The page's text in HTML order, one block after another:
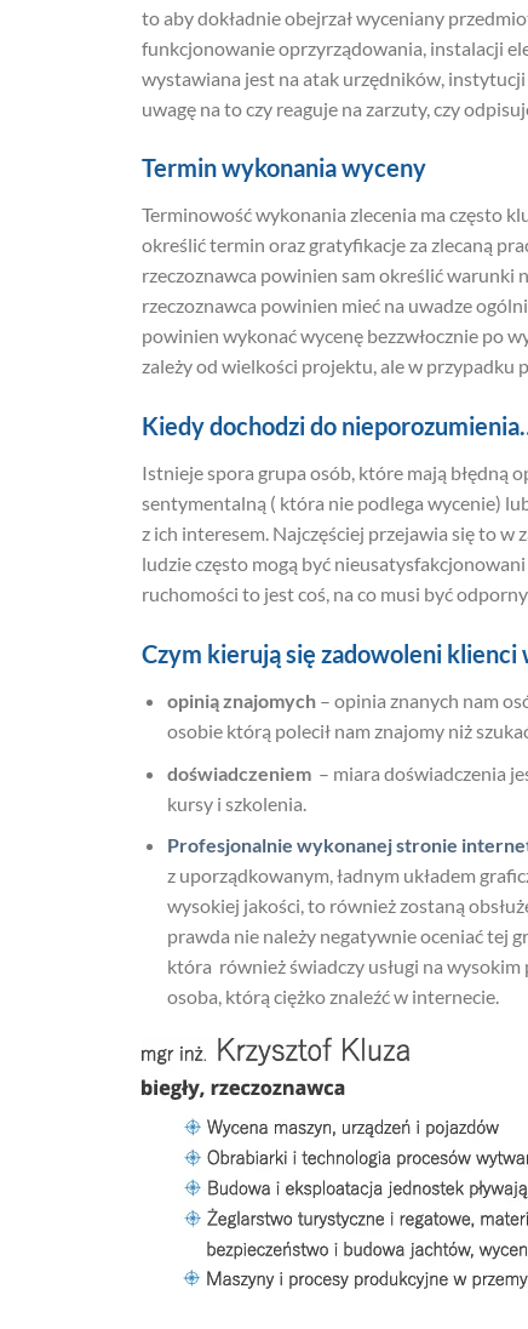
to aby dokładnie obejrzał wyceniany
funkcjonowanie oprzyrządowania, instalacji
wystawiana jest na atak urzędników,
uwagę na to czy reaguje na zarzuty, czy
Termin wykonania wyceny
Terminowość wykonania zlecenia ma często
określić termin oraz gratyfikacje za zlecaną
rzeczoznawca powinien sam określić warunki
rzeczoznawca powinien mieć na uwadze
powinien wykonać wycenę bezzwłocznie po
zależy od wielkości projektu, ale w przypadku
Kiedy dochodzi do
Istnieje spora grupa osób, które mają błędną
sentymentalną ( która nie podlega wycenie)
z ich interesem. Najczęściej przejawia się to w
ludzie często mogą być
ruchomości to jest coś, na co musi być
Czym kierują się zadowoleni klienci
opinią znajomych – opinia znanych nam
osobie którą polecił nam znajomy niż
doświadczeniem – miara doświadczenia
kursy i szkolenia.
Profesjonalnie wykonanej stronie
z uporządkowanym, ładnym układem
wysokiej jakości, to również zostaną
prawda nie należy negatywnie oceniać tej
która również świadczy usługi na
osoba, którą ciężko znaleźć w internecie.